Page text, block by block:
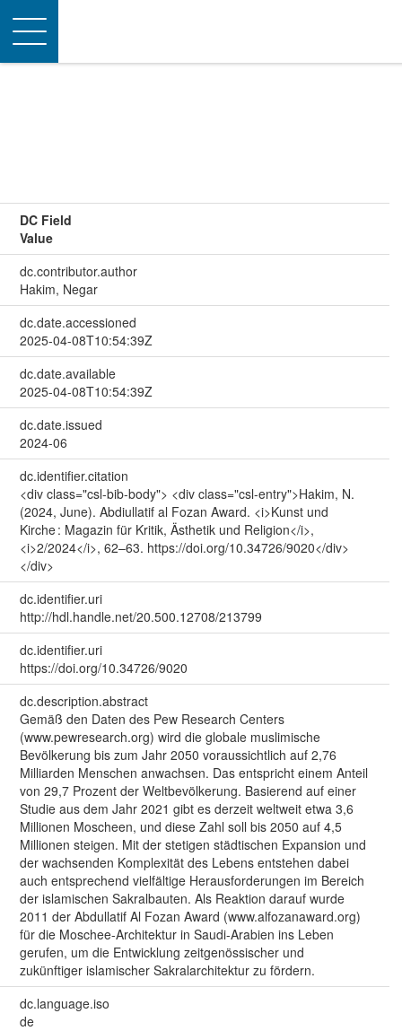
Toggle
navigation
DC Field
Value
dc.contributor.author
Hakim, Negar
dc.date.accessioned
2025-04-08T10:54:39Z
dc.date.available
2025-04-08T10:54:39Z
dc.date.issued
2024-06
dc.identifier.citation
<div class="csl-bib-body"> <div class="csl-entry">Hakim, N.
(2024, June). Abdiullatif al Fozan Award. <i>Kunst und
Kirche : Magazin für Kritik, Ästhetik und Religion</i>,
<i>2/2024</i>, 62–63. https://doi.org/10.34726/9020</div>
</div>
dc.identifier.uri
http://hdl.handle.net/20.500.12708/213799
dc.identifier.uri
https://doi.org/10.34726/9020
dc.description.abstract
Gemäß den Daten des Pew Research Centers
(www.pewresearch.org) wird die globale muslimische
Bevölkerung bis zum Jahr 2050 voraussichtlich auf 2,76
Milliarden Menschen anwachsen. Das entspricht einem Anteil
von 29,7 Prozent der Weltbevölkerung. Basierend auf einer
Studie aus dem Jahr 2021 gibt es derzeit weltweit etwa 3,6
Millionen Moscheen, und diese Zahl soll bis 2050 auf 4,5
Millionen steigen. Mit der stetigen städtischen Expansion und
der wachsenden Komplexität des Lebens entstehen dabei
auch entsprechend vielfältige Herausforderungen im Bereich
der islamischen Sakralbauten. Als Reaktion darauf wurde
2011 der Abdullatif Al Fozan Award (www.alfozanaward.org)
für die Moschee-Architektur in Saudi-Arabien ins Leben
gerufen, um die Entwicklung zeitgenössischer und
zukünftiger islamischer Sakralarchitektur zu fördern.
dc.language.iso
de